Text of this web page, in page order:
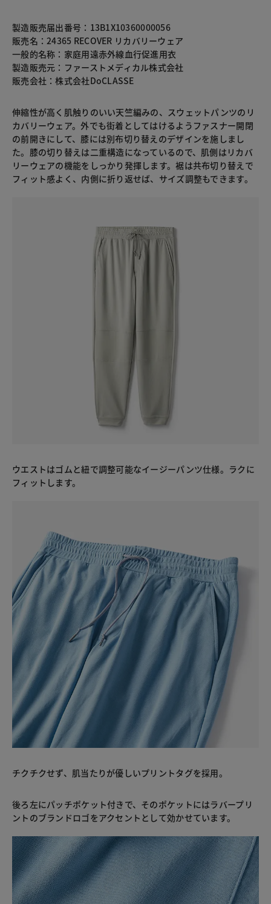
製造販売届出番号：13B1X10360000056
販売名：24365 RECOVER リカバリーウェア
一般的名称：家庭用遠赤外線血行促進用衣
製造販売元：ファーストメディカル株式会社
販売会社：株式会社DoCLASSE
伸縮性が高く肌触りのいい天竺編みの、スウェットパンツのリ
カバリーウェア。外でも街着としてはけるようファスナー開閉
の前開きにして、膝には別布切り替えのデザインを施しまし
た。膝の切り替えは二重構造になっているので、肌側はリカバ
リーウェアの機能をしっかり発揮します。裾は共布切り替えで
フィット感よく、内側に折り返せば、サイズ調整もできます。
ウエストはゴムと紐で調整可能なイージーパンツ仕様。ラクに
フィットします。
チクチクせず、肌当たりが優しいプリントタグを採用。
後ろ左にパッチポケット付きで、そのポケットにはラバープリ
ントのブランドロゴをアクセントとして効かせています。